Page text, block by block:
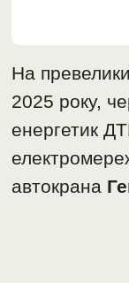
На
2025 року,
енергетик
автокрана